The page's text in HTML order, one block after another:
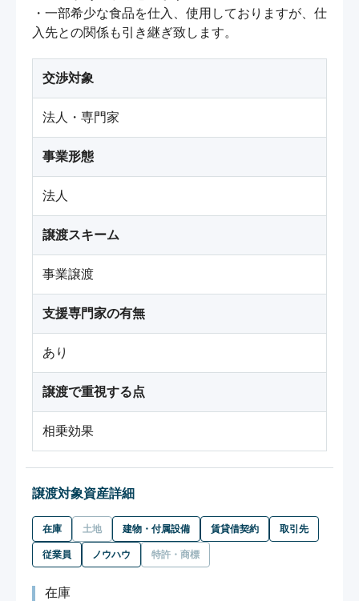
・一部希少な食品を仕入、使用しておりますが、仕
入先との関係も引き継ぎ致します。
交渉対象
法人・専門家
事業形態
法人
譲渡スキーム
事業譲渡
支援専門家の有無
あり
譲渡で重視する点
相乗効果
譲渡対象資産詳細
在庫 土地 建物・付属設備 賃貸借契約 取引先
従業員 ノウハウ 特許・商標
在庫